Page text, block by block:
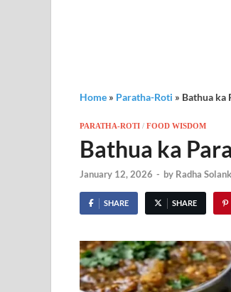
Home » Paratha-Roti » Bathua ka
PARATHA-ROTI / FOOD WISDOM
Bathua ka
January 12, 2026 - by Radha
SHARE SHARE